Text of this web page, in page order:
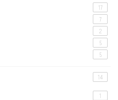
17
7
2
5
5
14
1